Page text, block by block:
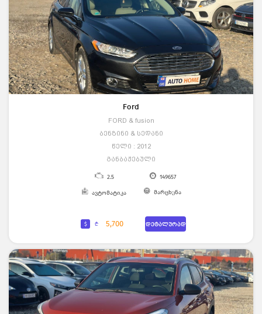
Ford
FORD & fusion
ბენზინი & სედანი
წელი : 2012
განბაჟებული
2.5 149657
ავტომატიკა მარცხენა
$ ₾ 5,700 დეტალურად